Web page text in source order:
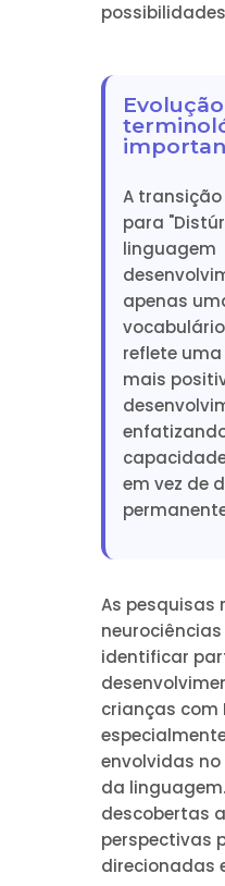
Evolução
A
para
linguagem
apenas
reflete
mais
em vez de
As pesquisas
identificar
crianças com
envolvidas
da
descobertas
perspectivas
direcionadas